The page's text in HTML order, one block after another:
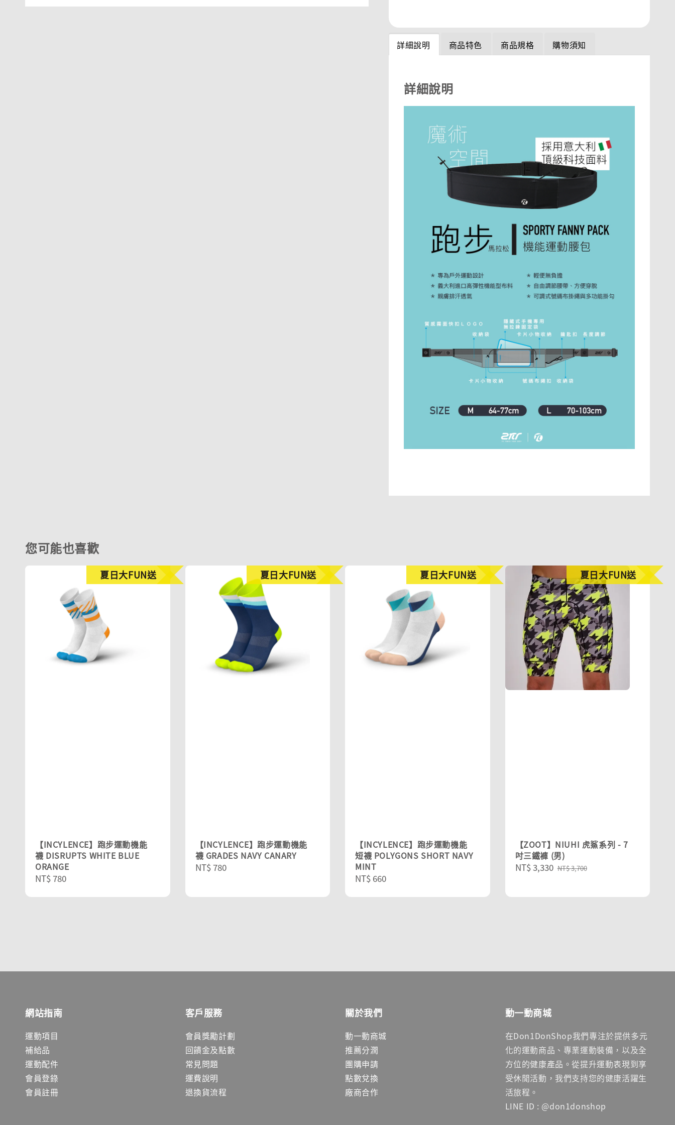
詳細說明 商品特色 商品規格 購物須知
詳細說明
您可能也喜歡
夏日大FUN送
【INCYLENCE】跑步運動機能
襪 DISRUPTS WHITE BLUE
ORANGE
Regular
NT$ 780
夏日大FUN送
【INCYLENCE】跑步運動機能
襪 GRADES NAVY CANARY
Regular
NT$ 780
夏日大FUN送
【INCYLENCE】跑步運動機能
短襪 POLYGONS SHORT NAVY
MINT
Regular
NT$ 660
夏日大FUN送
【ZOOT】NIUHI 虎鯊系列 - 7
吋三鐵褲 (男)
Sale
NT$ 3,330 Regular
NT$ 3,700
網站指南
運動項目
補給品
運動配件
會員登錄
會員註冊
客戶服務
會員獎勵計劃
回饋金及點數
常見問題
運費說明
退換貨流程
關於我們
動一動商城
推薦分潤
團購申請
點數兌換
廠商合作
動一動商城
在Don1DonShop我們專注於提供多元
化的運動商品、專業運動裝備，以及全
方位的健康產品。從提升運動表現到享
受休閒活動，我們支持您的健康活躍生
活旅程。
LINE ID : @don1donshop